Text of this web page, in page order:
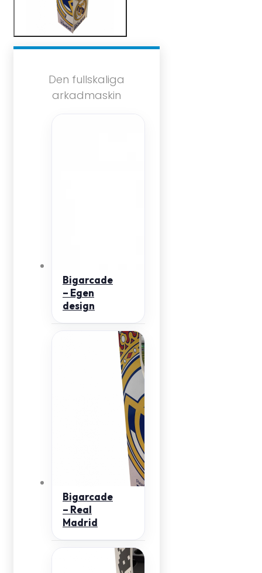
Den fullskaliga
arkadmaskin
Bigarcade
– Egen
design
Bigarcade
– Real
Madrid